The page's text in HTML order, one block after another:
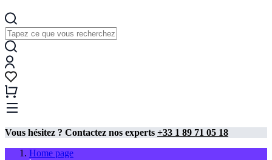
Vous hésitez ? Contactez nos experts +33 1 89 71 05 18
Home page